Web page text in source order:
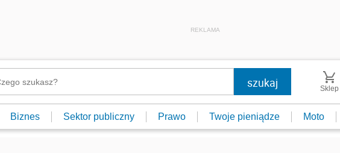
REKLAMA
Sklep
Biznes Sektor publiczny Prawo Twoje pieniądze Moto